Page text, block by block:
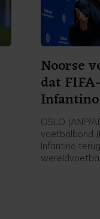
Noorse
dat
OSLO (ANP/
voetbalbond
Infantino